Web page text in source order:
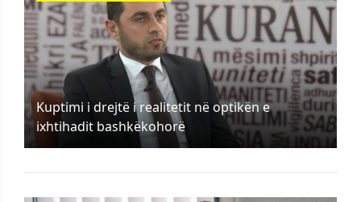
Kuptimi i drejtë i realitetit në optikën e
ixhtihadit bashkëkohorë